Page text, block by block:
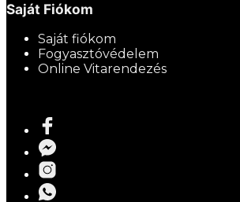
Saját Fiókom
Saját fiókom
Fogyasztóvédelem
Online Vitarendezés